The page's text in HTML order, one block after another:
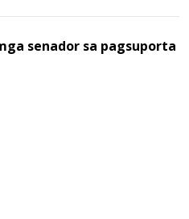
senador sa pagsuporta